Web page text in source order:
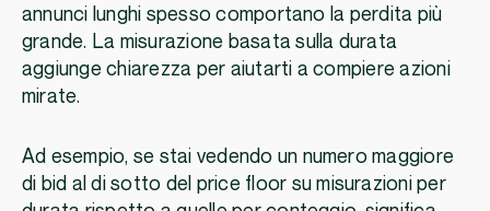
annunci lunghi spesso comportano la perdita più
grande. La misurazione basata sulla durata
aggiunge chiarezza per aiutarti a compiere azioni
mirate.
Ad esempio, se stai vedendo un numero maggiore
di bid al di sotto del price floor su misurazioni per